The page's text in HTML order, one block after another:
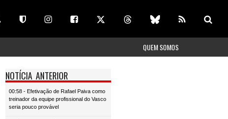
QUEM SOMOS
NOTÍCIA ANTERIOR
00:58 - Efetivação de Rafael Paiva como
treinador da equipe profissional do Vasco
seria pouco provável